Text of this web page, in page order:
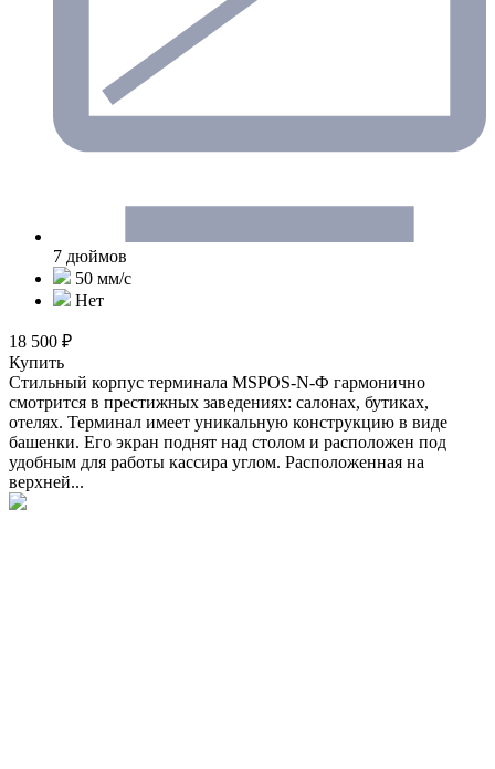
7 дюймов
50 мм/c
Нет
18 500 ₽
Купить
Стильный корпус терминала MSPOS-N-Ф гармонично
смотрится в престижных заведениях: салонах, бутиках,
отелях. Терминал имеет уникальную конструкцию в виде
башенки. Его экран поднят над столом и расположен под
удобным для работы кассира углом. Расположенная на
верхней...